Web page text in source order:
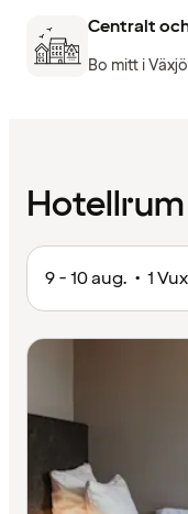
Centralt
Bo mitt i
Hotellrum
9 - 10 aug. • 1